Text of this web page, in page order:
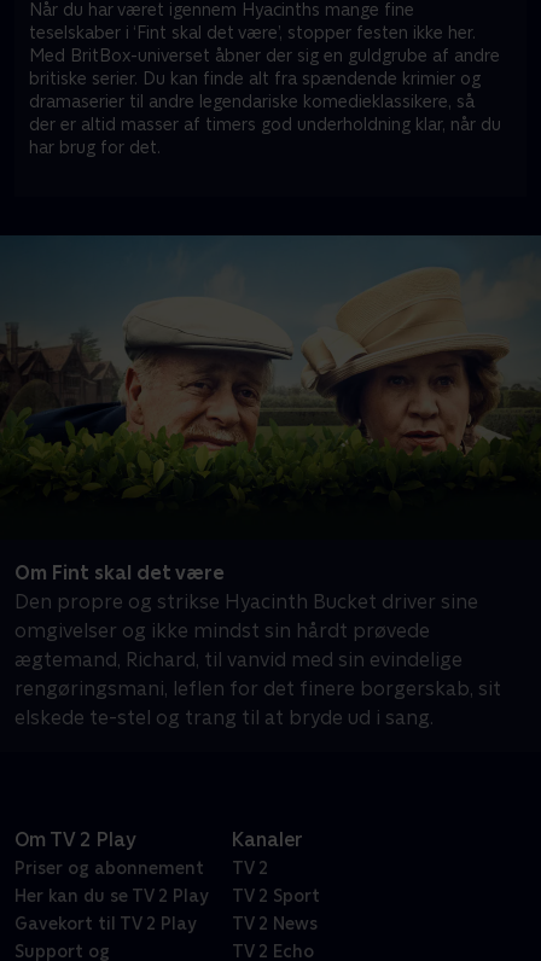
Når du har været igennem Hyacinths mange fine
teselskaber i ‘Fint skal det være’, stopper festen ikke her.
Med BritBox-universet åbner der sig en guldgrube af andre
britiske serier. Du kan finde alt fra spændende krimier og
dramaserier til andre legendariske komedieklassikere, så
der er altid masser af timers god underholdning klar, når du
har brug for det.
Om Fint skal det være
Den propre og strikse Hyacinth Bucket driver sine
omgivelser og ikke mindst sin hårdt prøvede
ægtemand, Richard, til vanvid med sin evindelige
rengøringsmani, leflen for det finere borgerskab, sit
elskede te-stel og trang til at bryde ud i sang.
Om TV 2 Play
Priser og abonnement
Her kan du se TV 2 Play
Gavekort til TV 2 Play
Support og
Kanaler
TV 2
TV 2 Sport
TV 2 News
TV 2 Echo